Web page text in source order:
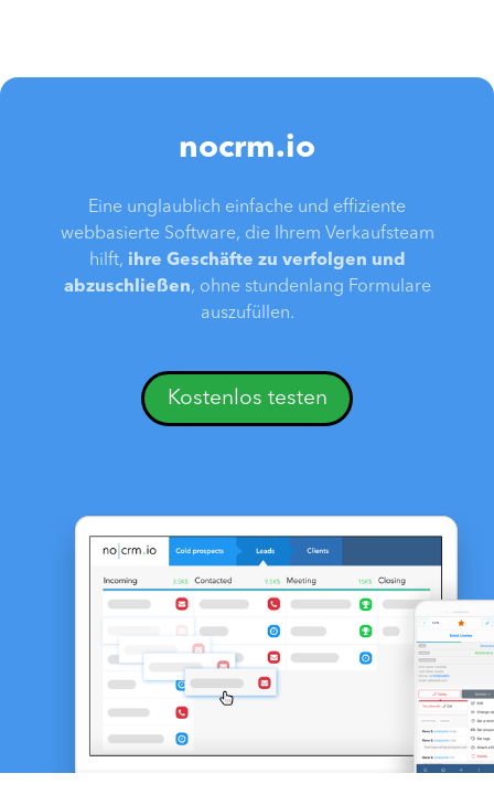
nocrm.io
Eine unglaublich einfache und effiziente
webbasierte Software, die Ihrem Verkaufsteam
hilft, ihre Geschäfte zu verfolgen und
abzuschließen, ohne stundenlang Formulare
auszufüllen.
Kostenlos testen